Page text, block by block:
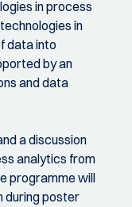
in process
in
data into
by an
and data
a discussion
analytics from
programme will
during poster